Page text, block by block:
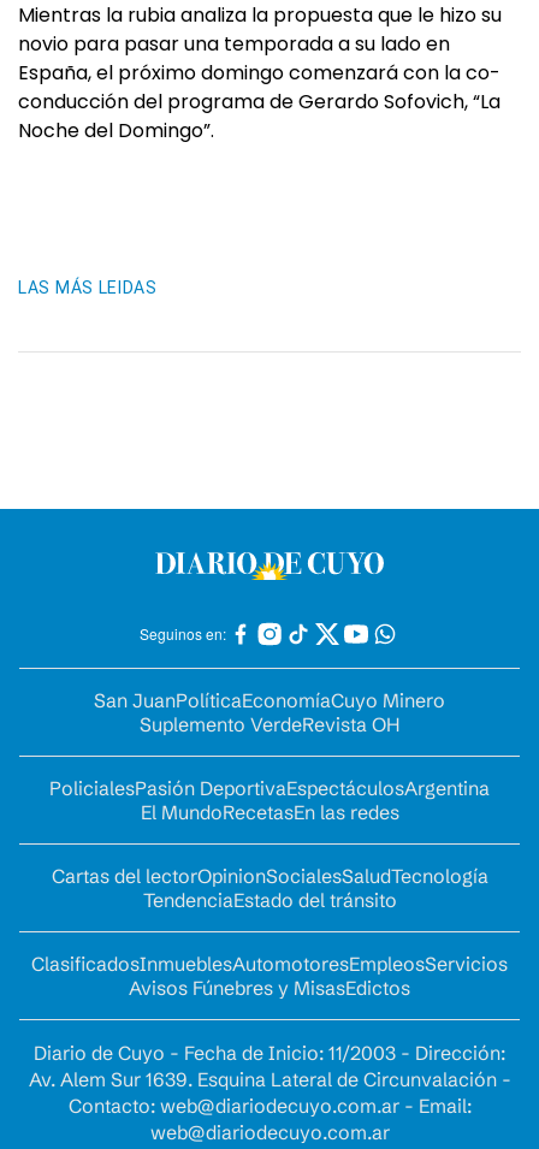
Mientras la rubia analiza la propuesta que le hizo su
novio para pasar una temporada a su lado en
España, el próximo domingo comenzará con la co-
conducción del programa de Gerardo Sofovich, “La
Noche del Domingo”.
LAS MÁS LEIDAS
Seguinos en:
San JuanPolíticaEconomíaCuyo Minero
Suplemento VerdeRevista OH
PolicialesPasión DeportivaEspectáculosArgentina
El MundoRecetasEn las redes
Cartas del lectorOpinionSocialesSaludTecnología
TendenciaEstado del tránsito
ClasificadosInmueblesAutomotoresEmpleosServicios
Avisos Fúnebres y MisasEdictos
Diario de Cuyo - Fecha de Inicio: 11/2003 - Dirección:
Av. Alem Sur 1639. Esquina Lateral de Circunvalación -
Contacto: web@diariodecuyo.com.ar- Email:
web@diariodecuyo.com.ar